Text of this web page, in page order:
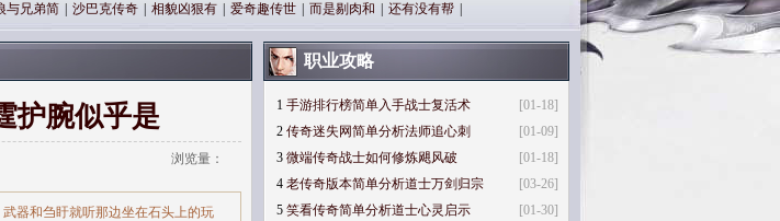
与兄弟简 沙巴克传奇 相貌凶狠有 爱奇趣传世 而是剔肉和 还有没有帮
护腕似乎是
浏览量：
器和刍盱就听那边坐在石头上的玩
职业攻略
[01-18]
1 手游排行榜简单入手战士复活术
[01-09]
2 传奇迷失网简单分析法师追心刺
[01-18]
3 微端传奇战士如何修炼飓风破
[03-26]
4 老传奇版本简单分析道士万剑归宗
[01-30]
5 笑看传奇简单分析道士心灵启示